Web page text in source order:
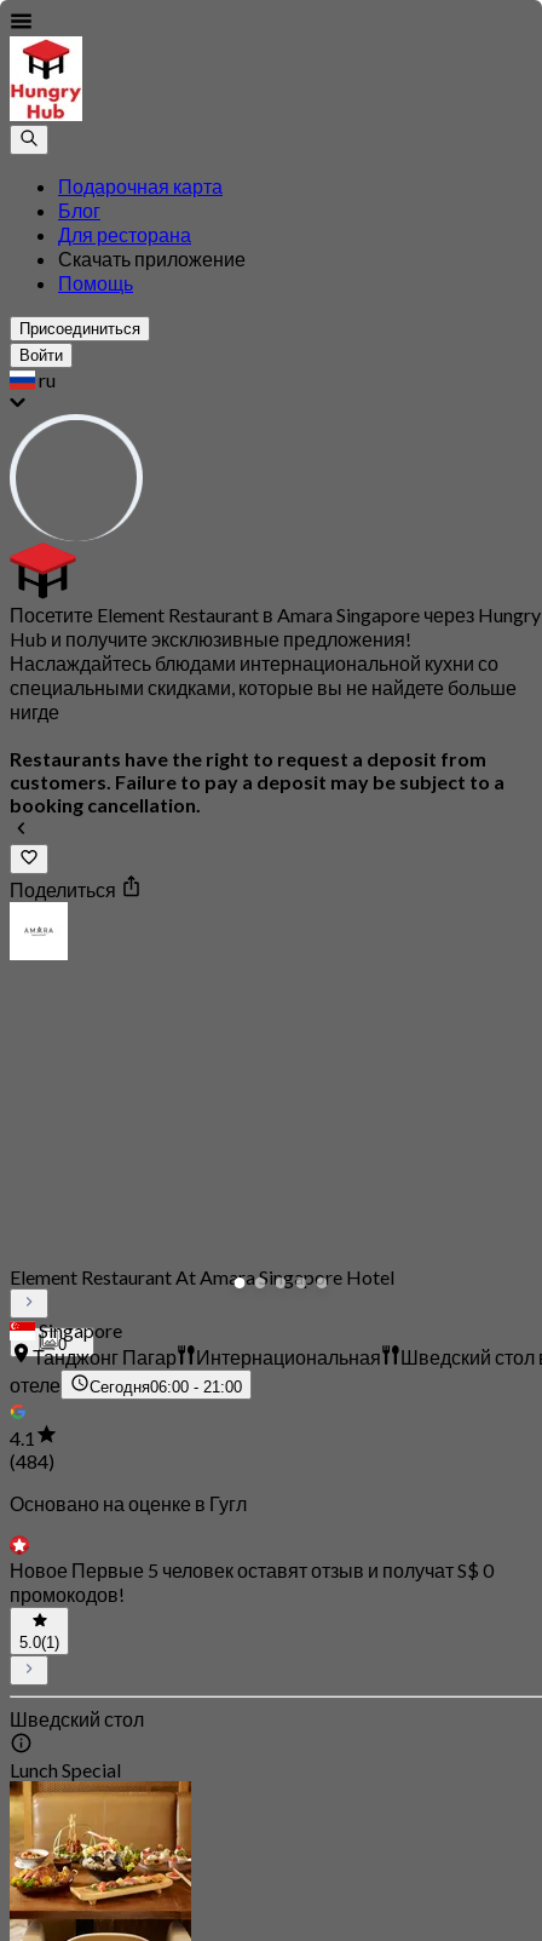
Подарочная карта
Блог
Для ресторана
Скачать приложение
Помощь
Присоединиться
Войти
ru
Посетите Element Restaurant в Amara Singapore через Hungry
Hub и получите эксклюзивные предложения!
Наслаждайтесь блюдами интернациональной кухни со
специальными скидками, которые вы не найдете больше
нигде
Restaurants have the right to request a deposit from
customers. Failure to pay a deposit may be subject to a
booking cancellation.
Поделиться
0
Element Restaurant At Amara Singapore Hotel
Singapore
Танджонг Пагар
Интернациональная
Шведский стол
отеле
Сегодня06:00 - 21:00
4.1
(484)
Основано на оценке в Гугл
Новое Первые 5 человек оставят отзыв и получат S$ 0
промокодов!
5.0(1)
Шведский стол
Lunch Special